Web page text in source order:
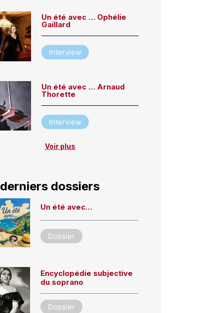
Un été avec … Ophélie
Gaillard
Interview
Un été avec … Arnaud
Thorette
Interview
Voir plus
dossiers
Un été avec…
Dossier
Encyclopédie subjective
du soprano
Dossier